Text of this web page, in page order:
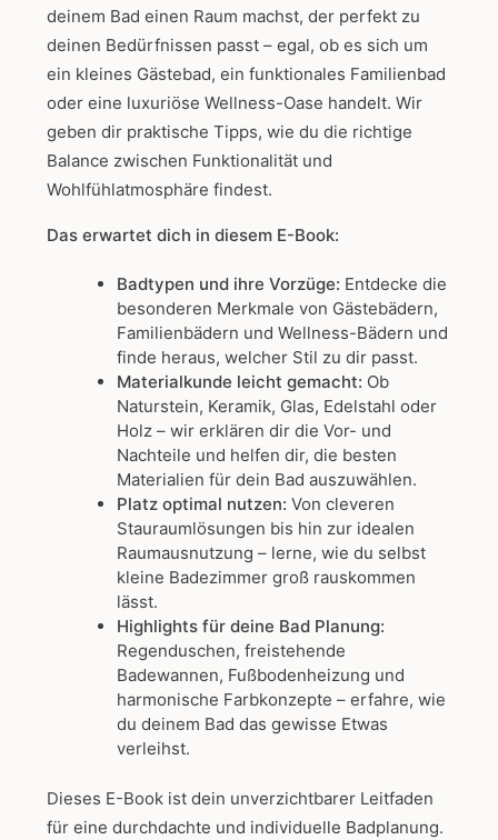
deinem Bad einen Raum machst, der perfekt zu
deinen Bedürfnissen passt – egal, ob es sich um
ein kleines Gästebad, ein funktionales Familienbad
oder eine luxuriöse Wellness-Oase handelt. Wir
geben dir praktische Tipps, wie du die richtige
Balance zwischen Funktionalität und
Wohlfühlatmosphäre findest.
Das erwartet dich in diesem E-Book:
Badtypen und ihre Vorzüge: Entdecke die
besonderen Merkmale von Gästebädern,
Familienbädern und Wellness-Bädern und
finde heraus, welcher Stil zu dir passt.
Materialkunde leicht gemacht: Ob
Naturstein, Keramik, Glas, Edelstahl oder
Holz – wir erklären dir die Vor- und
Nachteile und helfen dir, die besten
Materialien für dein Bad auszuwählen.
Platz optimal nutzen: Von cleveren
Stauraumlösungen bis hin zur idealen
Raumausnutzung – lerne, wie du selbst
kleine Badezimmer groß rauskommen
lässt.
Highlights für deine Bad Planung:
Regenduschen, freistehende
Badewannen, Fußbodenheizung und
harmonische Farbkonzepte – erfahre, wie
du deinem Bad das gewisse Etwas
verleihst.
Dieses E-Book ist dein unverzichtbarer Leitfaden
für eine durchdachte und individuelle Badplanung.